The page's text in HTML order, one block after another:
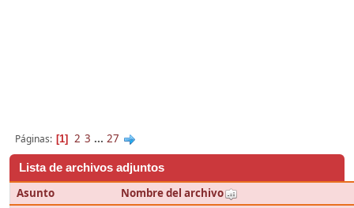
Páginas 1 2 3 ... 27
Lista de archivos adjuntos
Asunto
Nombre del archivo